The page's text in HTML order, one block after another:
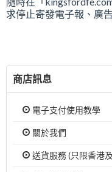
求停止寄發電子報、廣
商店訊息
電子支付使用教學
關於我們
送貨服務 (只限香港